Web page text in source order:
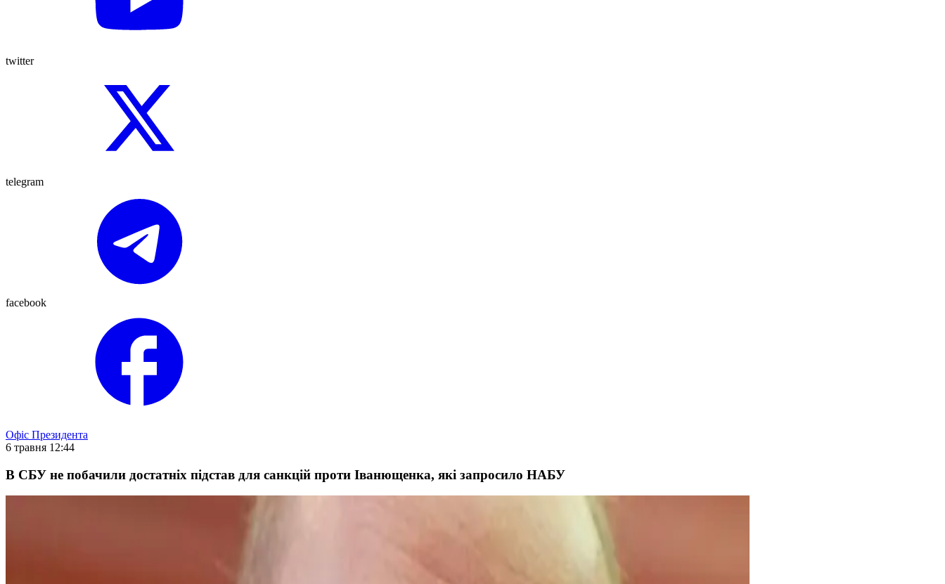
twitter
telegram
facebook
Офіс Президента
6 травня 12:44
В СБУ не побачили достатніх підстав для санкцій проти Іванющенка, які запросило НАБУ